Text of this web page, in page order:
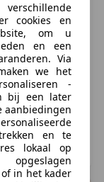
eerlijke prijs
betaling en
van uw
bedrag
vinden het niet
maken om
te
Classic 350
1
NL
cookies en
om u
en een
Via
we het
-
bij een later
aanbiedingen
en te
lokaal op
in het kader